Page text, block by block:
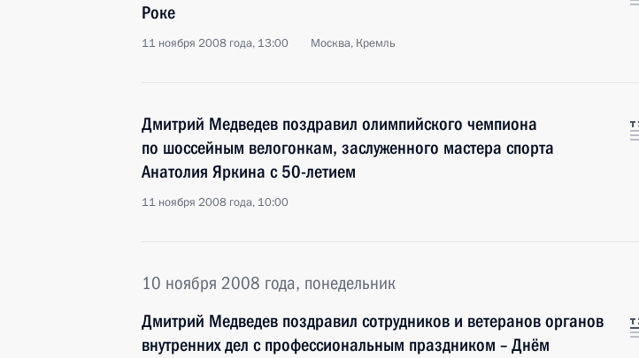
Роке
11 ноября 2008 года, 13:00 Москва, Кремль
Дмитрий Медведев поздравил олимпийского чемпиона
по шоссейным велогонкам, заслуженного мастера спорта
Анатолия Яркина с 50-летием
11 ноября 2008 года, 10:00
10 ноября 2008 года, понедельник
Дмитрий Медведев поздравил сотрудников и ветеранов органов
внутренних дел с профессиональным праздником – Днём